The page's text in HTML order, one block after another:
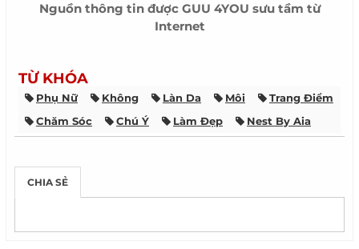
Nguồn thông tin được GUU 4YOU sưu tầm từ
Internet
TỪ KHÓA
Phụ Nữ Không Làn Da Môi
Trang Điểm
Chăm Sóc
Chú Ý Làm Đẹp Nest By Aia
CHIA SẺ